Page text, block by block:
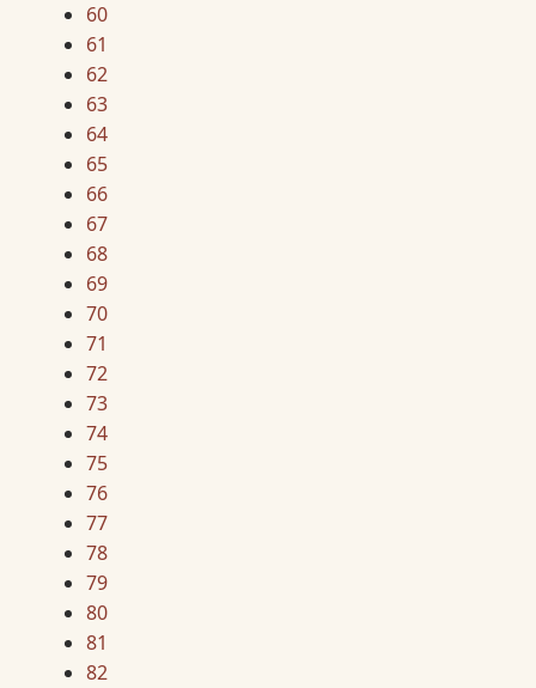
60
61
62
63
64
65
66
67
68
69
70
71
72
73
74
75
76
77
78
79
80
81
82